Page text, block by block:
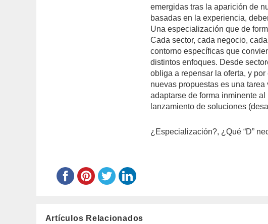
emergidas tras la aparición de
basadas en la experiencia,
Una especialización que de
Cada sector, cada negocio,
contorno específicas que
distintos enfoques. Desde
obliga a repensar la oferta, y
nuevas propuestas es una
adaptarse de forma inminente
lanzamiento de soluciones
¿Especialización?, ¿Qué “D”
Artículos Relacionados